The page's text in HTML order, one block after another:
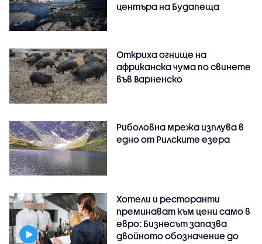
центъра на Будапеща
Откриха огнище на
африканска чума по свинете
във Варненско
Риболовна мрежа изплува в
едно от Рилските езера
Хотели и ресторанти
преминават към цени само в
евро: Бизнесът запазва
двойното обозначение до